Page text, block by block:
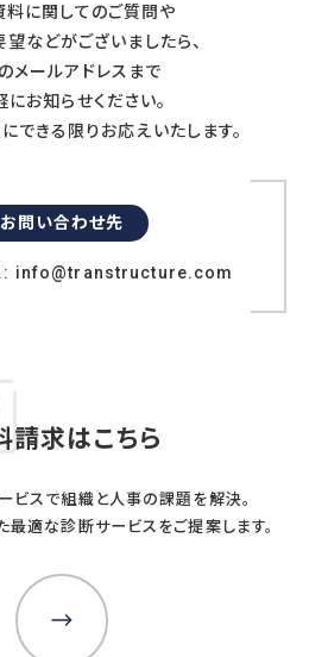
ス
診断
アナリシスレポート®
ベーションサーベイ
診断
人事制度設計
人事制度運用
発
雇用施策・その他
雇用調整施策
け無料セミナー情報
料に関してのご質問や
などがございましたら、
メールアドレスまで
にお知らせください。
できる限りお応えいたします。
お問い合わせ先
: info@transtructure.com
請求はこちら
ビスで組織と人事の課題を解決。
適な診断サービスをご提案します。